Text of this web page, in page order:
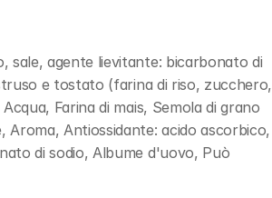
agente lievitante: bicarbonato di
e tostato (farina di riso, zucchero,
Farina di mais, Semola di grano
Antiossidante: acido ascorbico,
di sodio, Albume d'uovo, Può